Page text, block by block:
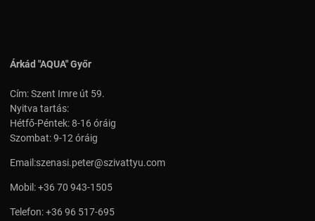
Árkád "AQUA" Győr
Cím: Szent Imre út 59.
Nyitva tartás:
Hétfő-Péntek: 8-16 óráig
Szombat: 9-12 óráig
Email:szenasi.peter@szivattyu.com
Mobil:+36 70 943-1505
Telefon:+36 96 517-695